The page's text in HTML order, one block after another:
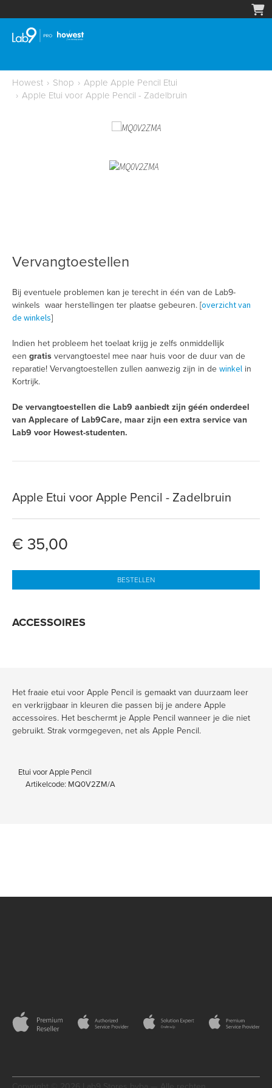
Howest › Shop › Apple Apple Pencil Etui
› Apple Etui voor Apple Pencil - Zadelbruin
Vervangtoestellen
Bij eventuele problemen kan je terecht in één van de Lab9-
winkels waar herstellingen ter plaatse gebeuren. [overzicht van
de winkels]
Indien het probleem het toelaat krijg je zelfs onmiddellijk
een gratis vervangtoestel mee naar huis voor de duur van de
reparatie! Vervangtoestellen zullen aanwezig zijn in de winkel in
Kortrijk.
De vervangtoestellen die Lab9 aanbiedt zijn géén onderdeel
van Applecare of Lab9Care, maar zijn een extra service van
Lab9 voor Howest-studenten.
Apple Etui voor Apple Pencil - Zadelbruin
€ 35,00
BESTELLEN
ACCESSOIRES
Het fraaie etui voor Apple Pencil is gemaakt van duurzaam leer
en verkrijgbaar in kleuren die passen bij je andere Apple
accessoires. Het beschermt je Apple Pencil wanneer je die niet
gebruikt. Strak vormgegeven, net als Apple Pencil.
Etui voor Apple Pencil
Artikelcode: MQ0V2ZM/A